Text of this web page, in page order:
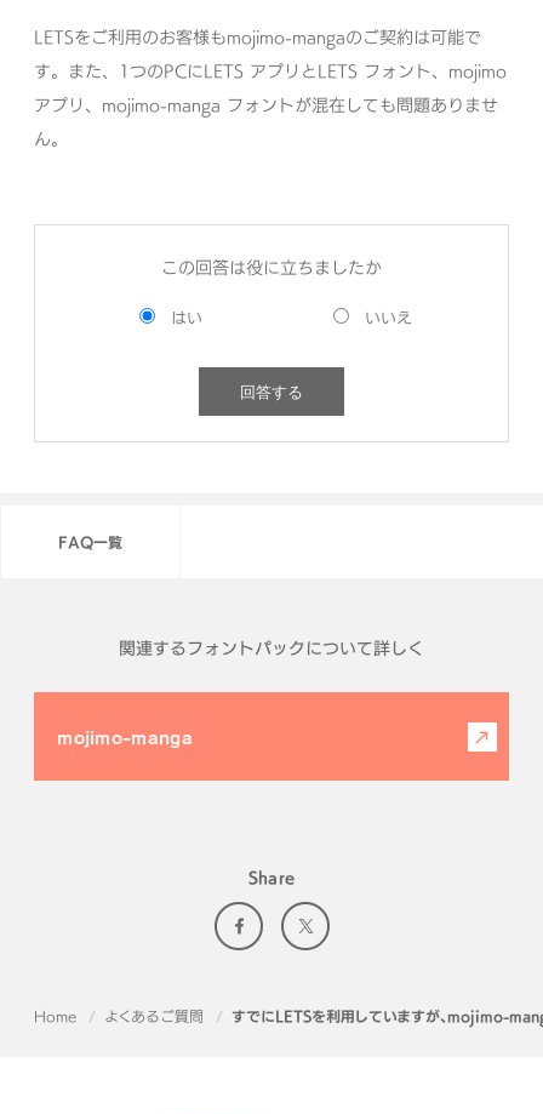
LETSをご利用のお客様もmojimo-mangaのご契約は可能で
す。また、1つのPCにLETS アプリとLETS フォント、mojimo
アプリ、mojimo-manga フォントが混在しても問題ありませ
ん。
この回答は役に立ちましたか
FAQ一覧
関連するフォントパックについて詳しく
mojimo-manga
Share
Home よくあるご質問 すでにLETSを利用していますが、mojimo-